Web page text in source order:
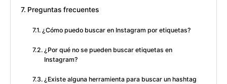
Preguntas frecuentes
¿Cómo puedo buscar en Instagram por etiquetas?
¿Por qué no se pueden buscar etiquetas en
Instagram?
¿Existe alguna herramienta para buscar un hashtag